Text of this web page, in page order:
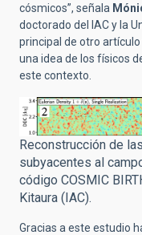
cósmicos”, señala
doctorado del IAC y la
principal de otro
una idea de los físicos
este contexto.
Reconstrucción de
subyacentes al
código COSMIC
Kitaura (IAC).
Gracias a este estudio